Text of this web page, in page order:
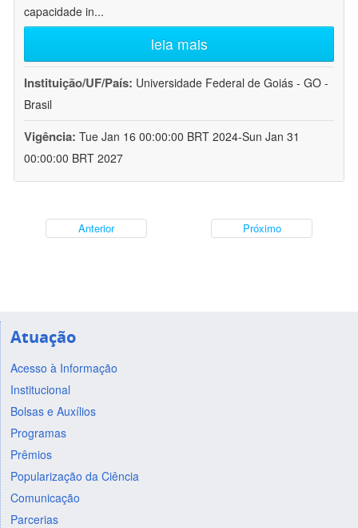
capacidade in...
leia mais
Instituição/UF/País: Universidade Federal de Goiás - GO -
Brasil
Vigência: Tue Jan 16 00:00:00 BRT 2024-Sun Jan 31
00:00:00 BRT 2027
Anterior Próximo
Atuação
Acesso à Informação
Institucional
Bolsas e Auxílios
Programas
Prêmios
Popularização da Ciência
Comunicação
Parcerias